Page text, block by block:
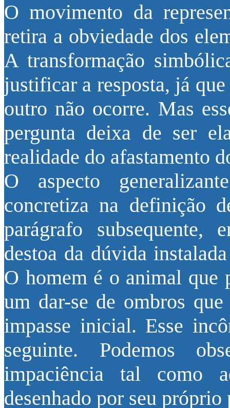
O movimento da
retira a obviedade dos
A transformação
justificar a resposta, já
outro não ocorre. Mas
pergunta deixa de ser
realidade do afastamento
O aspecto
concretiza na definição
parágrafo subsequente,
destoa da dúvida
O homem é o animal que
um dar-se de ombros
impasse inicial. Esse
seguinte. Podemos
impaciência tal como
desenhado por seu